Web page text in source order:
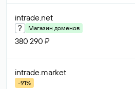
intrade.net
? Магазин доменов
380 290 ₽
intrade.market
-91%